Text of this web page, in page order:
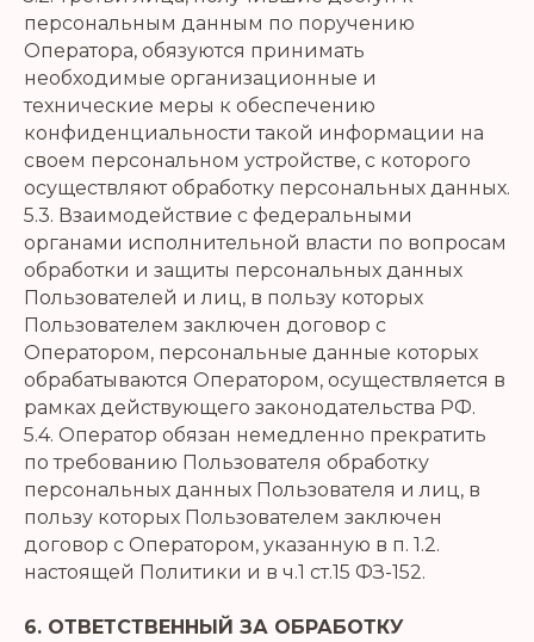
персональным данным по поручению
Оператора, обязуются принимать
необходимые организационные и
технические меры к обеспечению
конфиденциальности такой информации на
своем персональном устройстве, с которого
осуществляют обработку персональных данных.
5.3. Взаимодействие с федеральными
органами исполнительной власти по вопросам
обработки и защиты персональных данных
Пользователей и лиц, в пользу которых
Пользователем заключен договор с
Оператором, персональные данные которых
обрабатываются Оператором, осуществляется в
рамках действующего законодательства РФ.
5.4. Оператор обязан немедленно прекратить
по требованию Пользователя обработку
персональных данных Пользователя и лиц, в
пользу которых Пользователем заключен
договор с Оператором, указанную в п. 1.2.
настоящей Политики и в ч.1 ст.15 ФЗ-152.
6. ОТВЕТСТВЕННЫЙ ЗА ОБРАБОТКУ